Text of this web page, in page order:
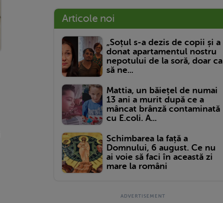
Articole noi
„Soțul s-a dezis de copii și a
donat apartamentul nostru
nepotului de la soră, doar ca
să ne...
Mattia, un băiețel de numai
13 ani a murit după ce a
mâncat brânză contaminată
cu E.coli. A...
Schimbarea la față a
Domnului, 6 august. Ce nu
ai voie să faci în această zi
mare la români